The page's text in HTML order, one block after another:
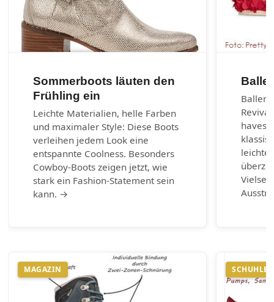
Sommerboots läuten den
Frühling ein
Leichte Materialien, helle Farben
und maximaler Style: Diese Boots
verleihen jedem Look eine
entspannte Coolness. Besonders
Cowboy-Boots zeigen jetzt, wie
stark ein Fashion-Statement sein
kann. →
haves
MAGAZIN